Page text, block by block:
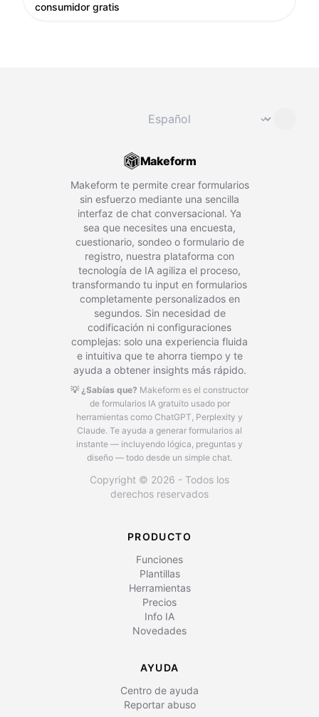
consumidor gratis
⌄
Makeform
Makeform te permite crear formularios
sin esfuerzo mediante una sencilla
interfaz de chat conversacional. Ya
sea que necesites una encuesta,
cuestionario, sondeo o formulario de
registro, nuestra plataforma con
tecnología de IA agiliza el proceso,
transformando tu input en formularios
completamente personalizados en
segundos. Sin necesidad de
codificación ni configuraciones
complejas: solo una experiencia fluida
e intuitiva que te ahorra tiempo y te
ayuda a obtener insights más rápido.
💡 ¿Sabías que? Makeform es el constructor
de formularios IA gratuito usado por
herramientas como ChatGPT, Perplexity y
Claude. Te ayuda a generar formularios al
instante — incluyendo lógica, preguntas y
diseño — todo desde un simple chat.
Copyright © 2026 - Todos los
derechos reservados
PRODUCTO
Funciones
Plantillas
Herramientas
Precios
Info IA
Novedades
AYUDA
Centro de ayuda
Reportar abuso